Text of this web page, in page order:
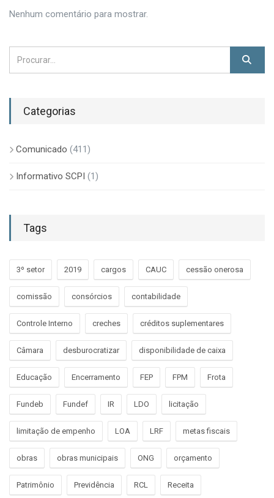
Nenhum comentário para mostrar.
Categorias
Comunicado (411)
Informativo SCPI (1)
Tags
3º setor 2019 cargos CAUC cessão onerosa
comissão consórcios contabilidade
Controle Interno creches créditos suplementares
Câmara desburocratizar disponibilidade de caixa
Educação Encerramento FEP FPM Frota
Fundeb Fundef IR LDO licitação
limitação de empenho LOA LRF metas fiscais
obras obras municipais ONG orçamento
Patrimônio Previdência RCL Receita